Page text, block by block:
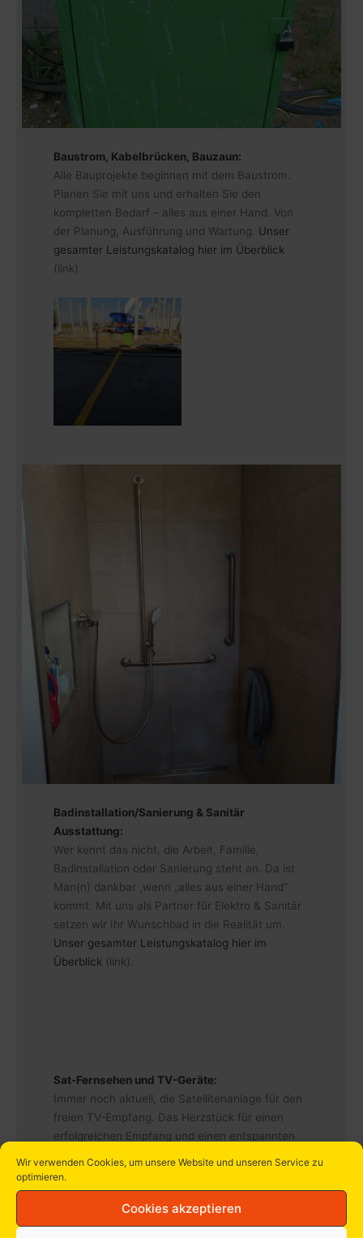
Wir verwenden Cookies, um unsere Website und unseren Service zu
optimieren.
Cookies akzeptieren
Baustrom, Kabelbrücken, Bauzaun:
Alle Bauprojekte beginnen mit dem Baustrom.
Planen Sie mit uns und erhalten Sie den
kompletten Bedarf – alles aus einer Hand. Von
der Planung, Ausführung und Wartung. Unser
gesamter Leistungskatalog hier im Überblick
(link).
Badinstallation/Sanierung & Sanitär
Ausstattung:
Wer kennt das nicht, die Arbeit, Familie,
Badinstallation oder Sanierung steht an. Da ist
Man(n) dankbar ,wenn „alles aus einer Hand“
kommt. Mit uns als Partner für Elektro & Sanitär
setzen wir Ihr Wunschbad in die Realität um.
Unser gesamter Leistungskatalog hier im
Überblick (link).
Sat-Fernsehen und TV-Geräte:
Immer noch aktuell, die Satellitenanlage für den
freien TV-Empfang. Das Herzstück für einen
erfolgreichen Empfang und einen entspannten
hier im Überblick